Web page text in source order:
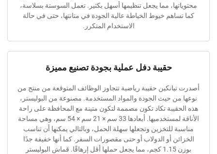
مما يجعل تنظيمها أسهل بكثير. تعمل السوستة بسلاسة،
خيوط الخياطة عالية الجودة في متانتها، حتى في حالة
الاستخدام المتكرر.
حقيبة دفل عملية بجودة تصنيع مميزة
حقيبة رياضية تتجاوز الوظائف المتوقعة من منتج من
حيث الجودة والمواد المستخدمة. مصنوعة من البوليستر،
تكاد تكون مصممة لتكون متينة مع المحافظة على راحة
الأناقة لمستخدميها. أبعادها 33 سم × 21 سم × 54 سم، وهي مساحة
للتخزين وتجعلها سهلة الحمل، وبالتالي يمكنها أن تناسب
أو الدولاب أو حتى مقصورات السفر. كما أنها خفيفة جدًا
بوزن 1.15 كجم، مما يجعل حملها أقل إرهاقًا. قماش البوليستر